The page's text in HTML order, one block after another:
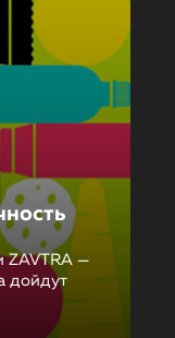
ZAVTRA —
дойдут